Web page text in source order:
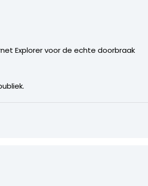
Explorer voor de echte doorbraak